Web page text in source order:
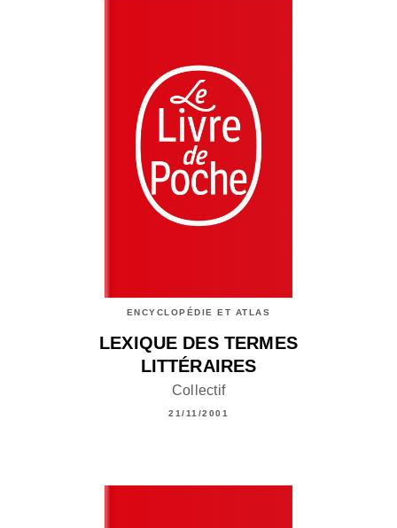
ENCYCLOPÉDIE ET ATLAS
LEXIQUE DES TERMES
LITTÉRAIRES
Collectif
21/11/2001